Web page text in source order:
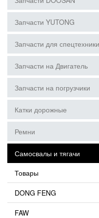
Запчасти YUTONG
Запчасти для
Запчасти на Двигатель
Запчасти на погрузчики
Катки дорожные
Ремни
Самосвалы и тягачи
Товары
DONG FENG
FAW